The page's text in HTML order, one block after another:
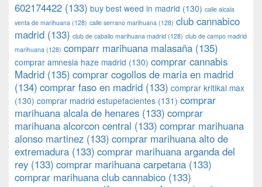
602174422 (133) buy best weed in madrid (130) calle alcala
venta de marihuana (128) calle serrano marihuana (128) club cannabico
madrid (133) club de caballo marihuana madrid (128) club de campo madrid
marihuana (128) comparr marihuana malasaña (135)
comprar amnesia haze madrid (130) comprar cannabis
Madrid (135) comprar cogollos de maria en madrid
(134) comprar faso en madrid (133) comprar kritikal max
(130) comprar madrid estupefacientes (131) comprar
marihuana alcala de henares (133) comprar
marihuana alcorcon central (133) comprar marihuana
alonso martinez (133) comprar marihuana alto de
extremadura (133) comprar marihuana arganda del
rey (133) comprar marihuana carpetana (133)
comprar marihuana club cannabico (133)